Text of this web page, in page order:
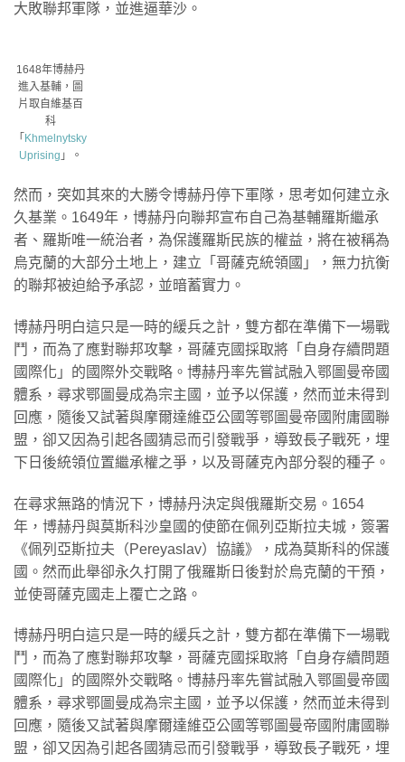
大敗聯邦軍隊，並進逼華沙。
1648年博赫丹
進入基輔，圖
片取自維基百
科
「 Khmelnytsky
Uprising 」。
然而，突如其來的大勝令博赫丹停下軍隊，思考如何建立永
久基業。1649年，博赫丹向聯邦宣布自己為基輔羅斯繼承
者、羅斯唯一統治者，為保護羅斯民族的權益，將在被稱為
烏克蘭的大部分土地上，建立「哥薩克統領國」，無力抗衡
的聯邦被迫給予承認，並暗蓄實力。
博赫丹明白這只是一時的緩兵之計，雙方都在準備下一場戰
鬥，而為了應對聯邦攻擊，哥薩克國採取將「自身存續問題
國際化」的國際外交戰略。博赫丹率先嘗試融入鄂圖曼帝國
體系，尋求鄂圖曼成為宗主國，並予以保護，然而並未得到
回應，隨後又試著與摩爾達維亞公國等鄂圖曼帝國附庸國聯
盟，卻又因為引起各國猜忌而引發戰爭，導致長子戰死，埋
下日後統領位置繼承權之爭，以及哥薩克內部分裂的種子。
在尋求無路的情況下，博赫丹決定與俄羅斯交易。1654
年，博赫丹與莫斯科沙皇國的使節在佩列亞斯拉夫城，簽署
《佩列亞斯拉夫（Pereyaslav）協議》，成為莫斯科的保護
國。然而此舉卻永久打開了俄羅斯日後對於烏克蘭的干預，
並使哥薩克國走上覆亡之路。
博赫丹明白這只是一時的緩兵之計，雙方都在準備下一場戰
鬥，而為了應對聯邦攻擊，哥薩克國採取將「自身存續問題
國際化」的國際外交戰略。博赫丹率先嘗試融入鄂圖曼帝國
體系，尋求鄂圖曼成為宗主國，並予以保護，然而並未得到
回應，隨後又試著與摩爾達維亞公國等鄂圖曼帝國附庸國聯
盟，卻又因為引起各國猜忌而引發戰爭，導致長子戰死，埋